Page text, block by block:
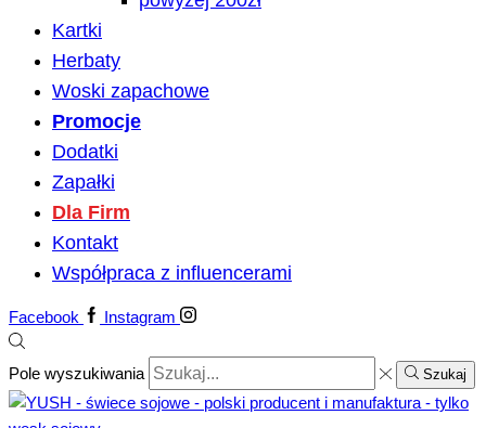
Kartki
Herbaty
Woski zapachowe
Promocje
Dodatki
Zapałki
Dla Firm
Kontakt
Współpraca z influencerami
Facebook Instagram
Pole wyszukiwania Szukaj